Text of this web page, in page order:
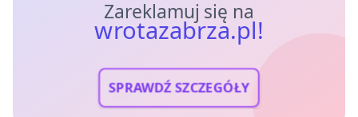
Zareklamuj się na
wrotazabrza.pl!
SPRAWDŹ SZCZEGÓŁY